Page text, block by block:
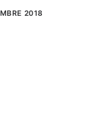
2018